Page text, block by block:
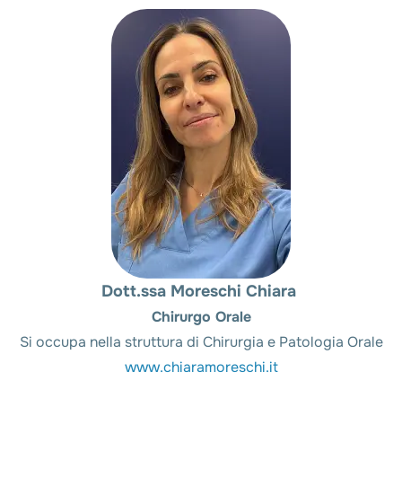
Dott.ssa Moreschi Chiara
Chirurgo Orale
Si occupa nella struttura di Chirurgia e Patologia Orale
www.chiaramoreschi.it